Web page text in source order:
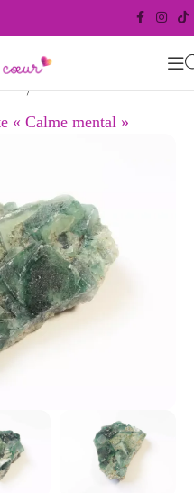
/Fluorite
« Calme mental »